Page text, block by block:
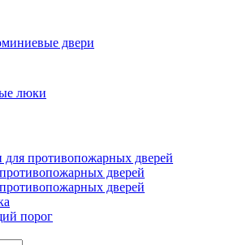
двери
люки
для противопожарных дверей
дверей
дверей
порог